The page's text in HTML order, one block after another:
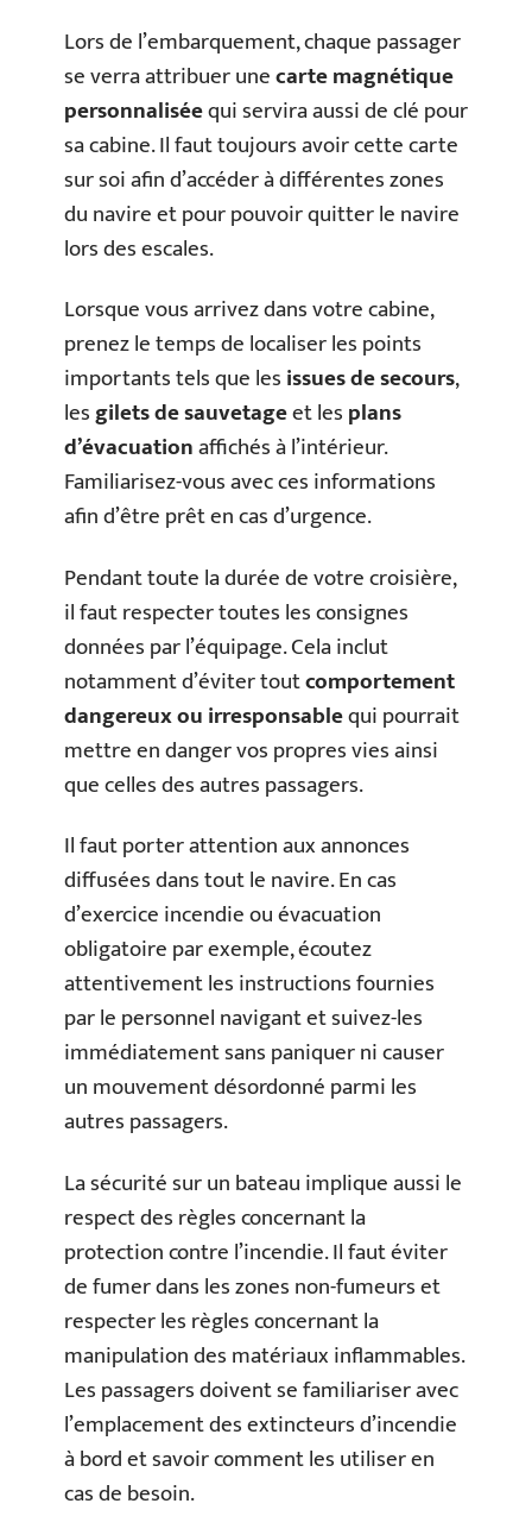
Lors de l’embarquement, chaque passager
se verra attribuer unecarte magnétique
personnaliséequi servira aussi de clé pour
sa cabine. Il faut toujours avoir cette carte
sur soi afin d’accéder à différentes zones
du navire et pour pouvoir quitter le navire
lors des escales.
Lorsque vous arrivez dans votre cabine,
prenez le temps de localiser les points
importants tels que lesissues de secours,
lesgilets de sauvetageet lesplans
d’évacuationaffichés à l’intérieur.
Familiarisez-vous avec ces informations
afin d’être prêt en cas d’urgence.
Pendant toute la durée de votre croisière,
il faut respecter toutes les consignes
données par l’équipage. Cela inclut
notamment d’éviter toutcomportement
dangereux ou irresponsablequi pourrait
mettre en danger vos propres vies ainsi
que celles des autres passagers.
Il faut porter attention aux annonces
diffusées dans tout le navire. En cas
d’exercice incendie ou évacuation
obligatoire par exemple, écoutez
attentivement les instructions fournies
par le personnel navigant et suivez-les
immédiatement sans paniquer ni causer
un mouvement désordonné parmi les
autres passagers.
La sécurité sur un bateau implique aussi le
respect des règles concernant la
protection contre l’incendie. Il faut éviter
de fumer dans les zones non-fumeurs et
respecter les règles concernant la
manipulation des matériaux inflammables.
Les passagers doivent se familiariser avec
l’emplacement des extincteurs d’incendie
à bord et savoir comment les utiliser en
cas de besoin.